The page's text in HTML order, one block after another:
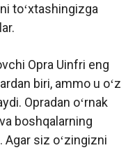
toʻxtashingizga
Opra Uinfri eng
biri, ammo u oʻz
Opradan oʻrnak
boshqalarning
Agar siz oʻzingizni